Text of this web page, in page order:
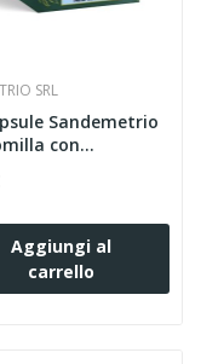
SRL
Sandemetrio
con
Aggiungi al
carrello